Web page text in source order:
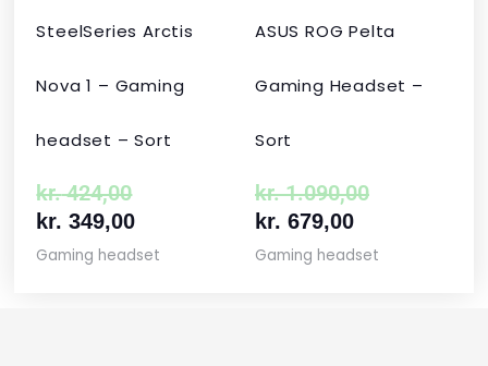
SteelSeries Arctis
Nova 1 – Gaming
headset – Sort
kr.424,00
kr. 349,00
Gaming headset
ASUS ROG Pelta
Gaming Headset –
Sort
kr.1.090,00
kr. 679,00
Gaming headset